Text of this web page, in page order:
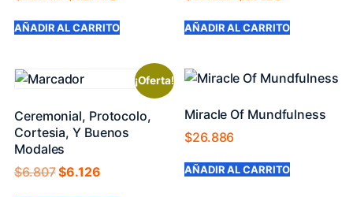
AÑADIR AL CARRITO AÑADIR AL CARRITO
¡Oferta!
Ceremonial, Protocolo,
Cortesia, Y Buenos
Modales
$6.807$6.126
Miracle Of Mundfulness
$26.886
AÑADIR AL CARRITO